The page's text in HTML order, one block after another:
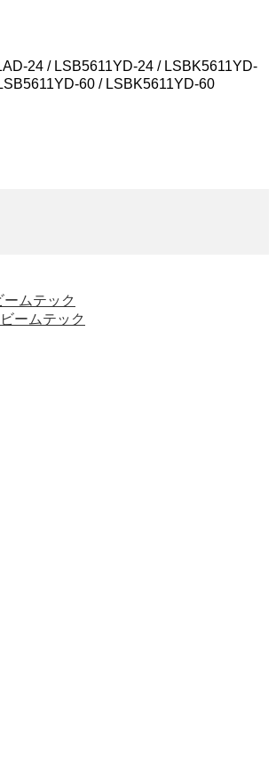
24 / LSB5611YD-24 / LSBK5611YD-
60 / LSBK5611YD-60
ムテック
ームテック